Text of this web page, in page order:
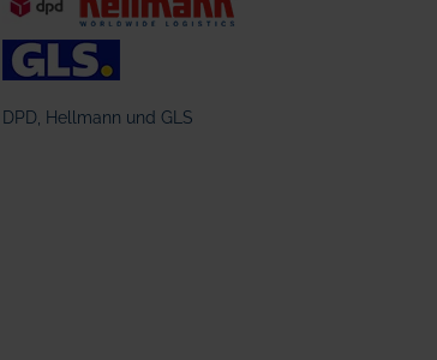
DPD, Hellmann und GLS